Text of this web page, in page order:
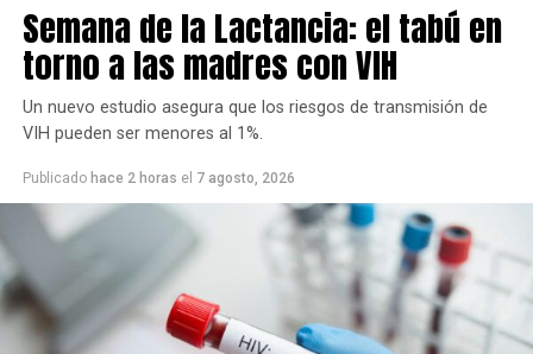
Semana de la Lactancia: el tabú en
torno a las madres con VIH
Un nuevo estudio asegura que los riesgos de transmisión de
VIH pueden ser menores al 1%.
Publicado hace 2 horas el 7 agosto, 2026